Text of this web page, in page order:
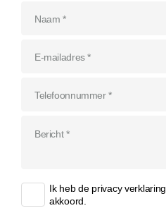
Ik heb de privacy verklaring
akkoord.